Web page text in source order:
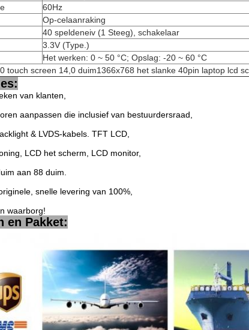
60Hz
Op-celaanraking
40 speldeneiv (1 Steeg), schakelaar
3.3V (Type.)
Het werken: 0 ~ 50 °C; Opslag: -20 ~ 60 °C
touch screen 14,0 duim1366x768 het slanke 40pin laptop lcd
van klanten,
aanpassen die inclusief van bestuurdersraad,
& LVDS-kabels. TFT LCD,
LCD het scherm, LCD monitor,
aan 88 duim.
snelle levering van 100%,
waarborg!
en Pakket: